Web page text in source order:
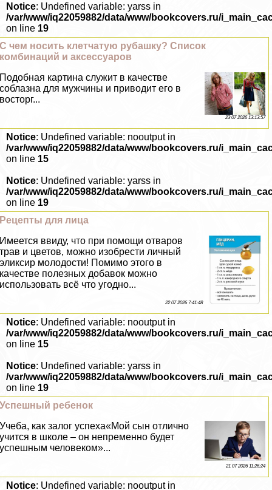
Notice: Undefined variable: yarss in
/var/www/iq22059882/data/www/bookcovers.ru/
on line 19
С чем носить клетчатую рубашку? Список
комбинаций и аксессуаров
Подобная картина служит в качестве
coблaзна для мужчины и приводит его в
восторг...
23 07 2026 13:13:57
Notice: Undefined variable: nooutput in
/var/www/iq22059882/data/www/bookcovers.ru/
on line 15
Notice: Undefined variable: yarss in
/var/www/iq22059882/data/www/bookcovers.ru/
on line 19
Рецепты для лица
Имеется ввиду, что при помощи отваров
трав и цветов, можно изобрести личный
эликсир молодости! Помимо этого в
качестве полезных добавок можно
использовать всё что угодно...
22 07 2026 7:41:48
Notice: Undefined variable: nooutput in
/var/www/iq22059882/data/www/bookcovers.ru/
on line 15
Notice: Undefined variable: yarss in
/var/www/iq22059882/data/www/bookcovers.ru/
on line 19
Успешный ребенок
Учеба, как залог успеха«Мой сын отлично
учится в школе – он непременно будет
успешным человеком»...
21 07 2026 11:26:24
Notice: Undefined variable: nooutput in